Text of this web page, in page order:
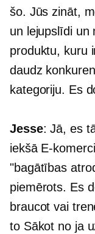
šo. Jūs zināt,
un lejupslīdi un
produktu, kuru
daudz
kategoriju. Es
Jesse: Jā, es
iekšā E-
"bagātības
piemērots. Es
braucot vai
to Sākot noja